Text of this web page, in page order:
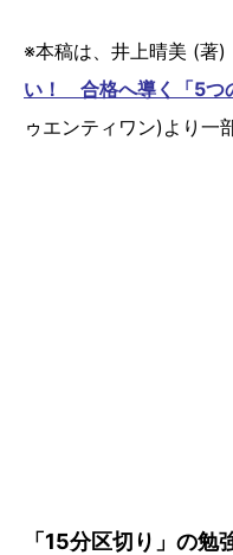
※本稿は、井上晴美 (著)
い！ 合格へ導く「5つ
ゥエンティワン)より一
「15分区切り」の